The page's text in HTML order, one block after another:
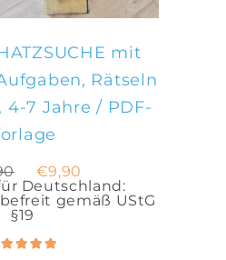
mit
Rätseln
4-7 Jahre / PDF-
Ursprünglicher
Preis
war:
€12,90
€9,90
Preis
ist:
Deutschland:
gemäß UStG
§19